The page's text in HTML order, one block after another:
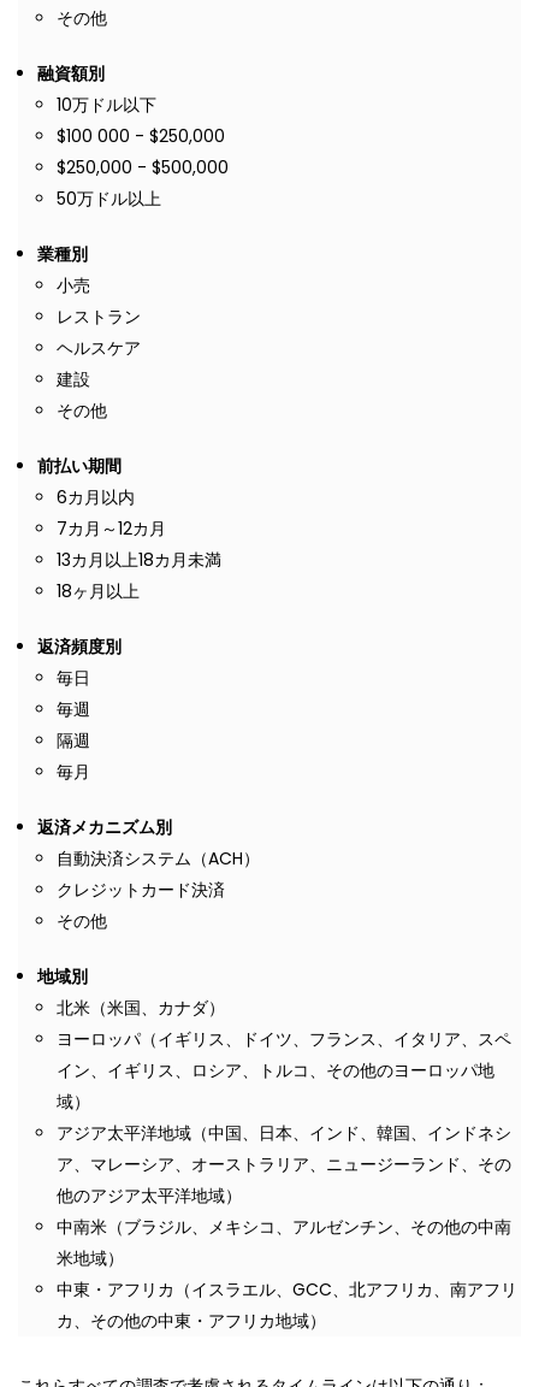
その他
融資額別
10万ドル以下
$100 000 - $250,000
$250,000 - $500,000
50万ドル以上
業種別
小売
レストラン
ヘルスケア
建設
その他
前払い期間
6カ月以内
7カ月～12カ月
13カ月以上18カ月未満
18ヶ月以上
返済頻度別
毎日
毎週
隔週
毎月
返済メカニズム別
自動決済システム（ACH）
クレジットカード決済
その他
地域別
北米（米国、カナダ）
ヨーロッパ（イギリス、ドイツ、フランス、イタリア、スペ
イン、イギリス、ロシア、トルコ、その他のヨーロッパ地
域）
アジア太平洋地域（中国、日本、インド、韓国、インドネシ
ア、マレーシア、オーストラリア、ニュージーランド、その
他のアジア太平洋地域）
中南米（ブラジル、メキシコ、アルゼンチン、その他の中南
米地域）
中東・アフリカ（イスラエル、GCC、北アフリカ、南アフリ
カ、その他の中東・アフリカ地域）